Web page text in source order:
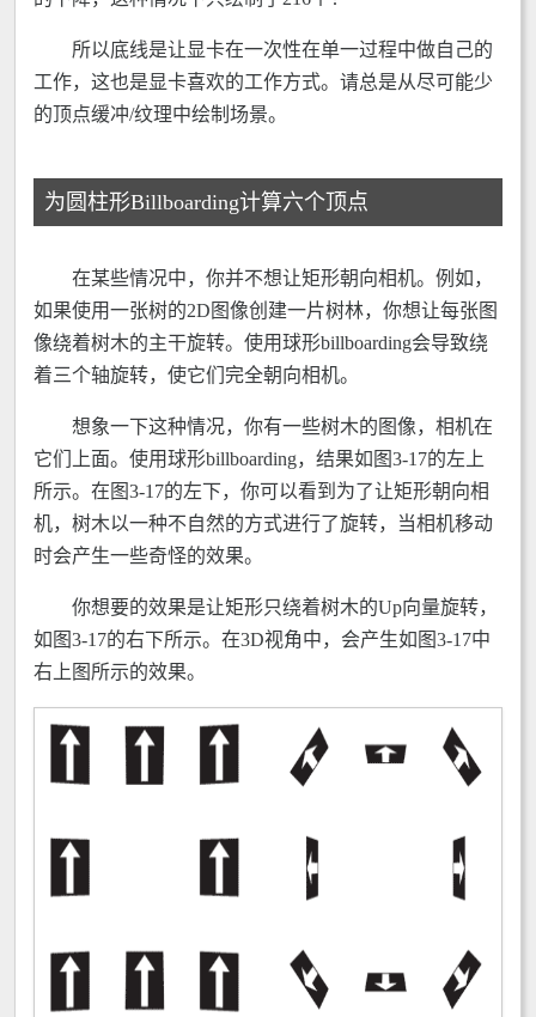
所以底线是让显卡在一次性在单一过程中做自己的
工作，这也是显卡喜欢的工作方式。请总是从尽可能少
的顶点缓冲/纹理中绘制场景。
为圆柱形Billboarding计算六个顶点
在某些情况中，你并不想让矩形朝向相机。例如，
如果使用一张树的2D图像创建一片树林，你想让每张图
像绕着树木的主干旋转。使用球形billboarding会导致绕
着三个轴旋转，使它们完全朝向相机。
想象一下这种情况，你有一些树木的图像，相机在
它们上面。使用球形billboarding，结果如图3-17的左上
所示。在图3-17的左下，你可以看到为了让矩形朝向相
机，树木以一种不自然的方式进行了旋转，当相机移动
时会产生一些奇怪的效果。
你想要的效果是让矩形只绕着树木的Up向量旋转，
如图3-17的右下所示。在3D视角中，会产生如图3-17中
右上图所示的效果。